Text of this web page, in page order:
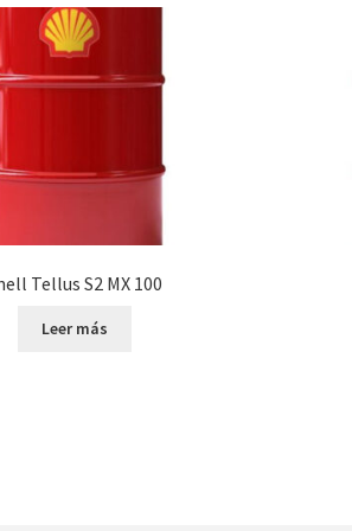
Tellus S2 MX 100
Leer más